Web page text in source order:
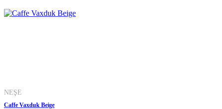
NEŞE
Caffe Vaxduk Beige